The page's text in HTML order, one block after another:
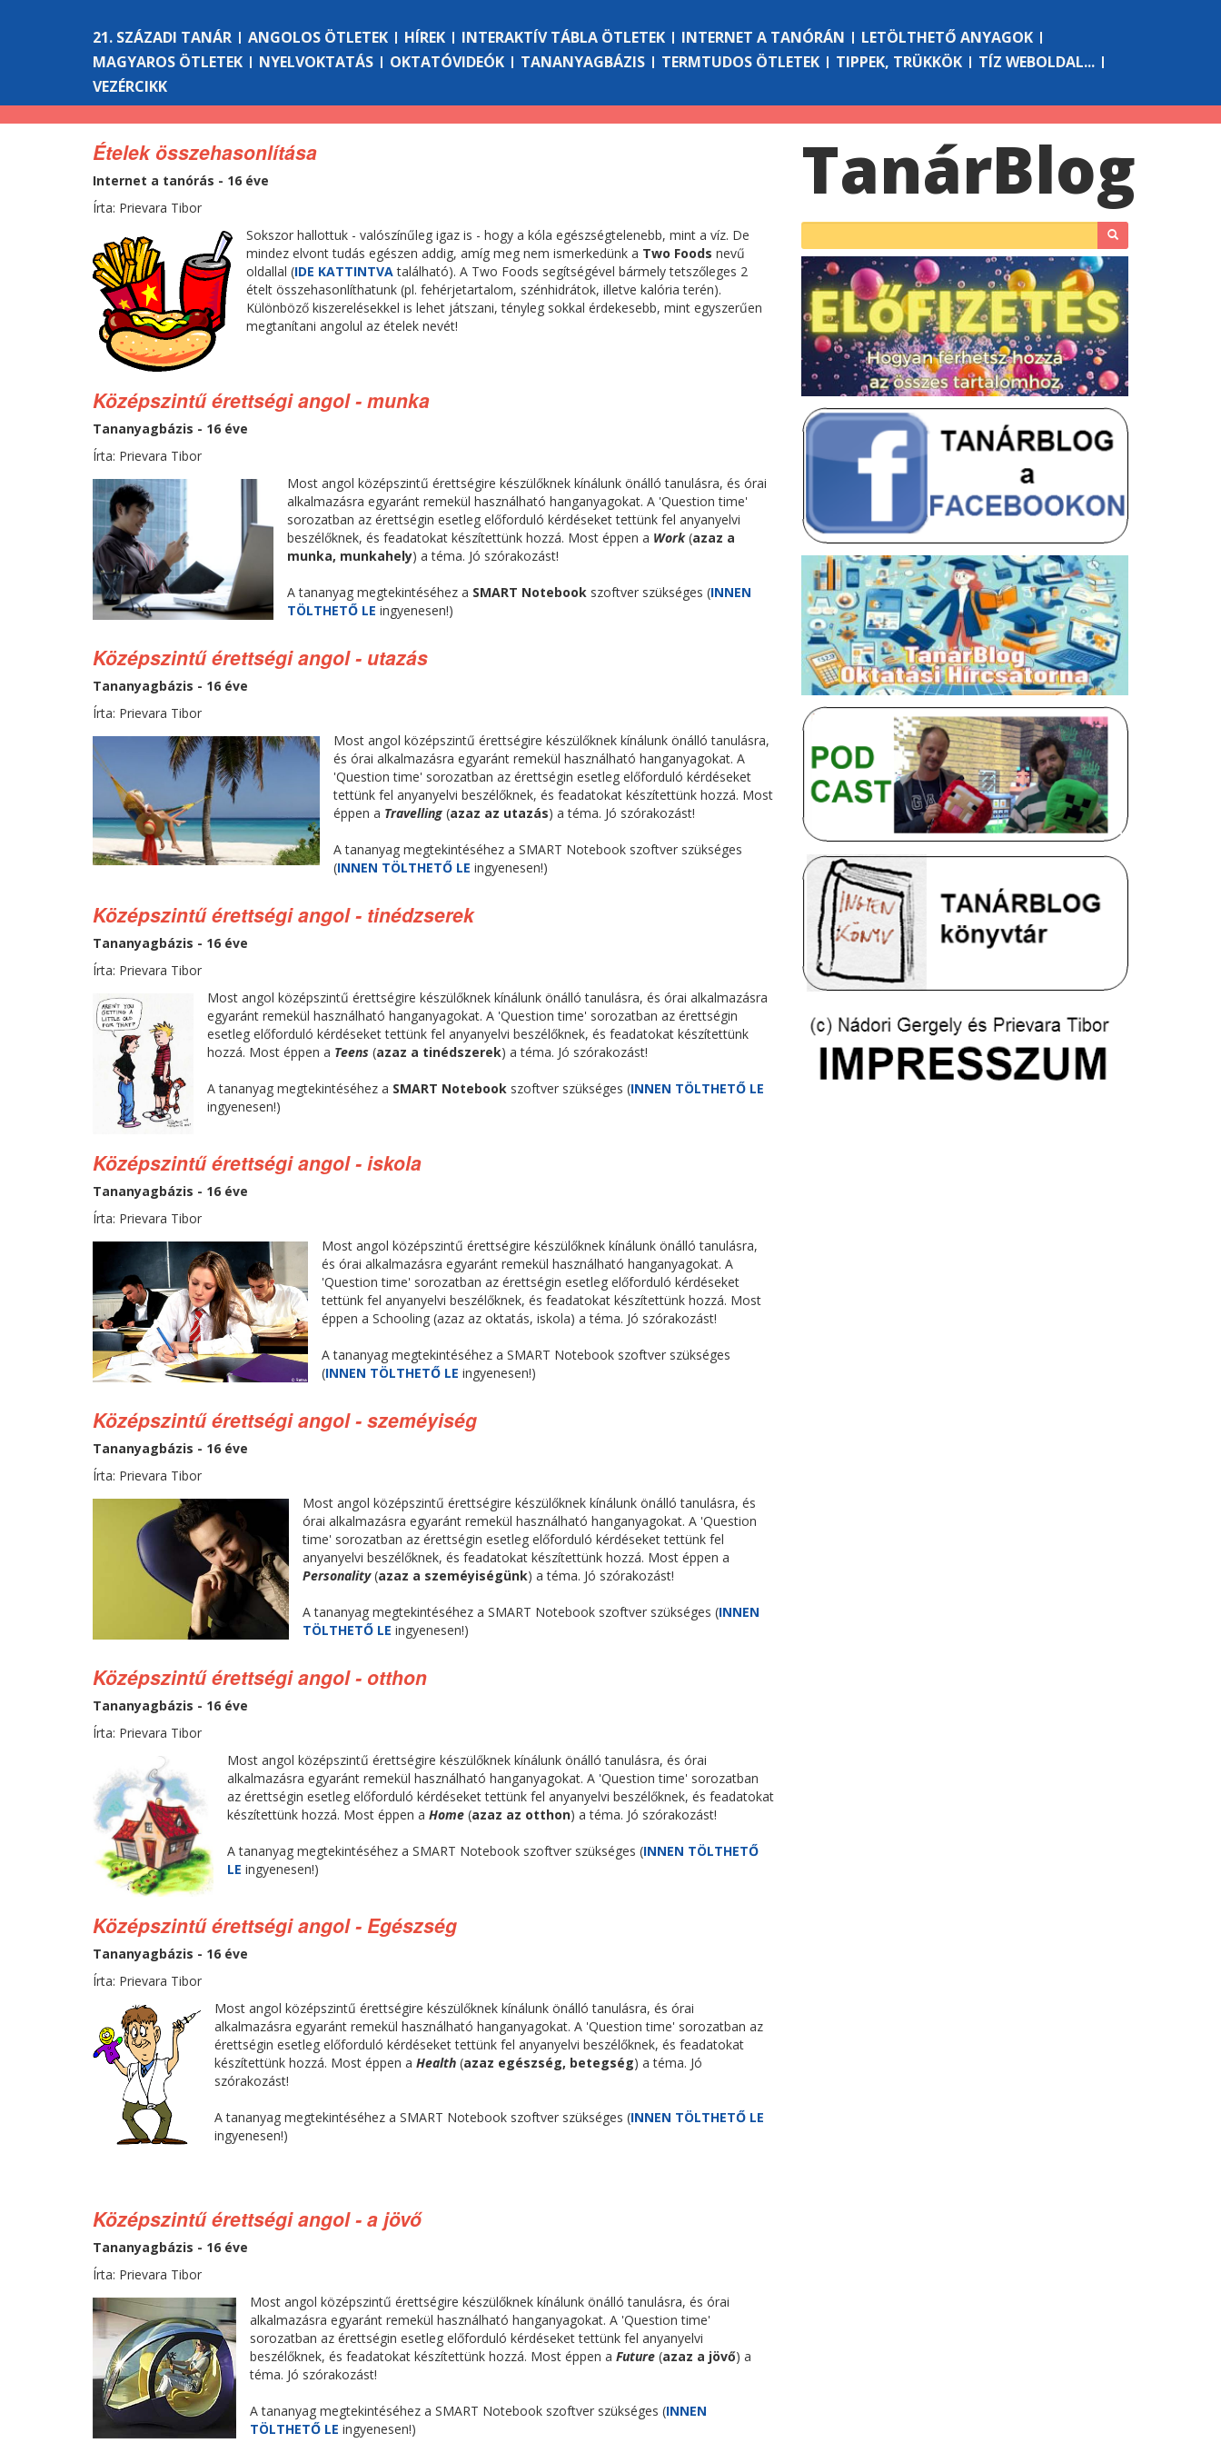
21. SZÁZADI TANÁR ANGOLOS ÖTLETEK HÍREK INTERAKTÍV TÁBLA ÖTLETEK INTERNET A TANÓRÁN
LETÖLTHETŐ ANYAGOK
MAGYAROS ÖTLETEK
NYELVOKTATÁS OKTATÓVIDEÓK TANANYAGBÁZIS TERMTUDOS ÖTLETEK TIPPEK, TRÜKKÖK
TÍZ WEBOLDAL...
VEZÉRCIKK
Ételek összehasonlítása
Internet a tanórás - 16 éve
Írta: Prievara Tibor
Sokszor hallottuk - valószínűleg igaz is - hogy a kóla egészségtelenebb, mint a víz. De
mindez elvont tudás egészen addig, amíg meg nem ismerkedünk a Two Foods nevű
oldallal (IDE KATTINTVAtalálható). A Two Foods segítségével bármely tetszőleges 2
ételt összehasonlíthatunk (pl. fehérjetartalom, szénhidrátok, illetve kalória terén).
Különböző kiszerelésekkel is lehet játszani, tényleg sokkal érdekesebb, mint egyszerűen
megtanítani angolul az ételek nevét!
Középszintű érettségi angol - munka
Tananyagbázis - 16 éve
Írta: Prievara Tibor
Most angol középszintű érettségire készülőknek kínálunk önálló tanulásra, és órai
alkalmazásra egyaránt remekül használható hanganyagokat. A 'Question time'
sorozatban az érettségin esetleg előforduló kérdéseket tettünk fel anyanyelvi
beszélőknek, és feadatokat készítettünk hozzá. Most éppen a Work(azaz a
munka, munkahely) a téma. Jó szórakozást!
A tananyag megtekintéséhez a SMART Notebook szoftver szükséges (INNEN
TÖLTHETŐ LEingyenesen!)
Középszintű érettségi angol - utazás
Tananyagbázis - 16 éve
Írta: Prievara Tibor
Most angol középszintű érettségire készülőknek kínálunk önálló tanulásra,
és órai alkalmazásra egyaránt remekül használható hanganyagokat. A
'Question time' sorozatban az érettségin esetleg előforduló kérdéseket
tettünk fel anyanyelvi beszélőknek, és feadatokat készítettünk hozzá. Most
éppen a Travelling (azaz az utazás) a téma. Jó szórakozást!
A tananyag megtekintéséhez a SMART Notebook szoftver szükséges
(INNEN TÖLTHETŐ LE ingyenesen!)
Középszintű érettségi angol - tinédzserek
Tananyagbázis - 16 éve
Írta: Prievara Tibor
Most angol középszintű érettségire készülőknek kínálunk önálló tanulásra, és órai alkalmazásra
egyaránt remekül használható hanganyagokat. A 'Question time' sorozatban az érettségin
esetleg előforduló kérdéseket tettünk fel anyanyelvi beszélőknek, és feadatokat készítettünk
hozzá. Most éppen a Teens (azaz a tinédszerek) a téma. Jó szórakozást!
A tananyag megtekintéséhez a SMART Notebook szoftver szükséges (INNEN TÖLTHETŐ LE
ingyenesen!)
Középszintű érettségi angol - iskola
Tananyagbázis - 16 éve
Írta: Prievara Tibor
Most angol középszintű érettségire készülőknek kínálunk önálló tanulásra,
és órai alkalmazásra egyaránt remekül használható hanganyagokat. A
'Question time' sorozatban az érettségin esetleg előforduló kérdéseket
tettünk fel anyanyelvi beszélőknek, és feadatokat készítettünk hozzá. Most
éppen a Schooling (azaz az oktatás, iskola) a téma. Jó szórakozást!
A tananyag megtekintéséhez a SMART Notebook szoftver szükséges
(INNEN TÖLTHETŐ LEingyenesen!)
Középszintű érettségi angol - szeméyiség
Tananyagbázis - 16 éve
Írta: Prievara Tibor
Most angol középszintű érettségire készülőknek kínálunk önálló tanulásra, és
órai alkalmazásra egyaránt remekül használható hanganyagokat. A 'Question
time' sorozatban az érettségin esetleg előforduló kérdéseket tettünk fel
anyanyelvi beszélőknek, és feadatokat készítettünk hozzá. Most éppen a
Personality(azaz a szeméyiségünk) a téma. Jó szórakozást!
A tananyag megtekintéséhez a SMART Notebook szoftver szükséges (INNEN
TÖLTHETŐ LEingyenesen!)
Középszintű érettségi angol - otthon
Tananyagbázis - 16 éve
Írta: Prievara Tibor
Most angol középszintű érettségire készülőknek kínálunk önálló tanulásra, és órai
alkalmazásra egyaránt remekül használható hanganyagokat. A 'Question time' sorozatban
az érettségin esetleg előforduló kérdéseket tettünk fel anyanyelvi beszélőknek, és feadatokat
készítettünk hozzá. Most éppen a Home(azaz az otthon) a téma. Jó szórakozást!
A tananyag megtekintéséhez a SMART Notebook szoftver szükséges (INNEN TÖLTHETŐ
LE ingyenesen!)
Középszintű érettségi angol - Egészség
Tananyagbázis - 16 éve
Írta: Prievara Tibor
Most angol középszintű érettségire készülőknek kínálunk önálló tanulásra, és órai
alkalmazásra egyaránt remekül használható hanganyagokat. A 'Question time' sorozatban az
érettségin esetleg előforduló kérdéseket tettünk fel anyanyelvi beszélőknek, és feadatokat
készítettünk hozzá. Most éppen aHealth (azaz egészség, betegség) a téma. Jó
szórakozást!
A tananyag megtekintéséhez a SMART Notebook szoftver szükséges (INNEN TÖLTHETŐ LE
ingyenesen!)
Középszintű érettségi angol - a jövő
Tananyagbázis - 16 éve
Írta: Prievara Tibor
Most angol középszintű érettségire készülőknek kínálunk önálló tanulásra, és órai
alkalmazásra egyaránt remekül használható hanganyagokat. A 'Question time'
sorozatban az érettségin esetleg előforduló kérdéseket tettünk fel anyanyelvi
beszélőknek, és feadatokat készítettünk hozzá. Most éppen a Future(azaz a jövő) a
téma. Jó szórakozást!
A tananyag megtekintéséhez a SMART Notebook szoftver szükséges (INNEN
TÖLTHETŐ LE ingyenesen!)
TanárBlog